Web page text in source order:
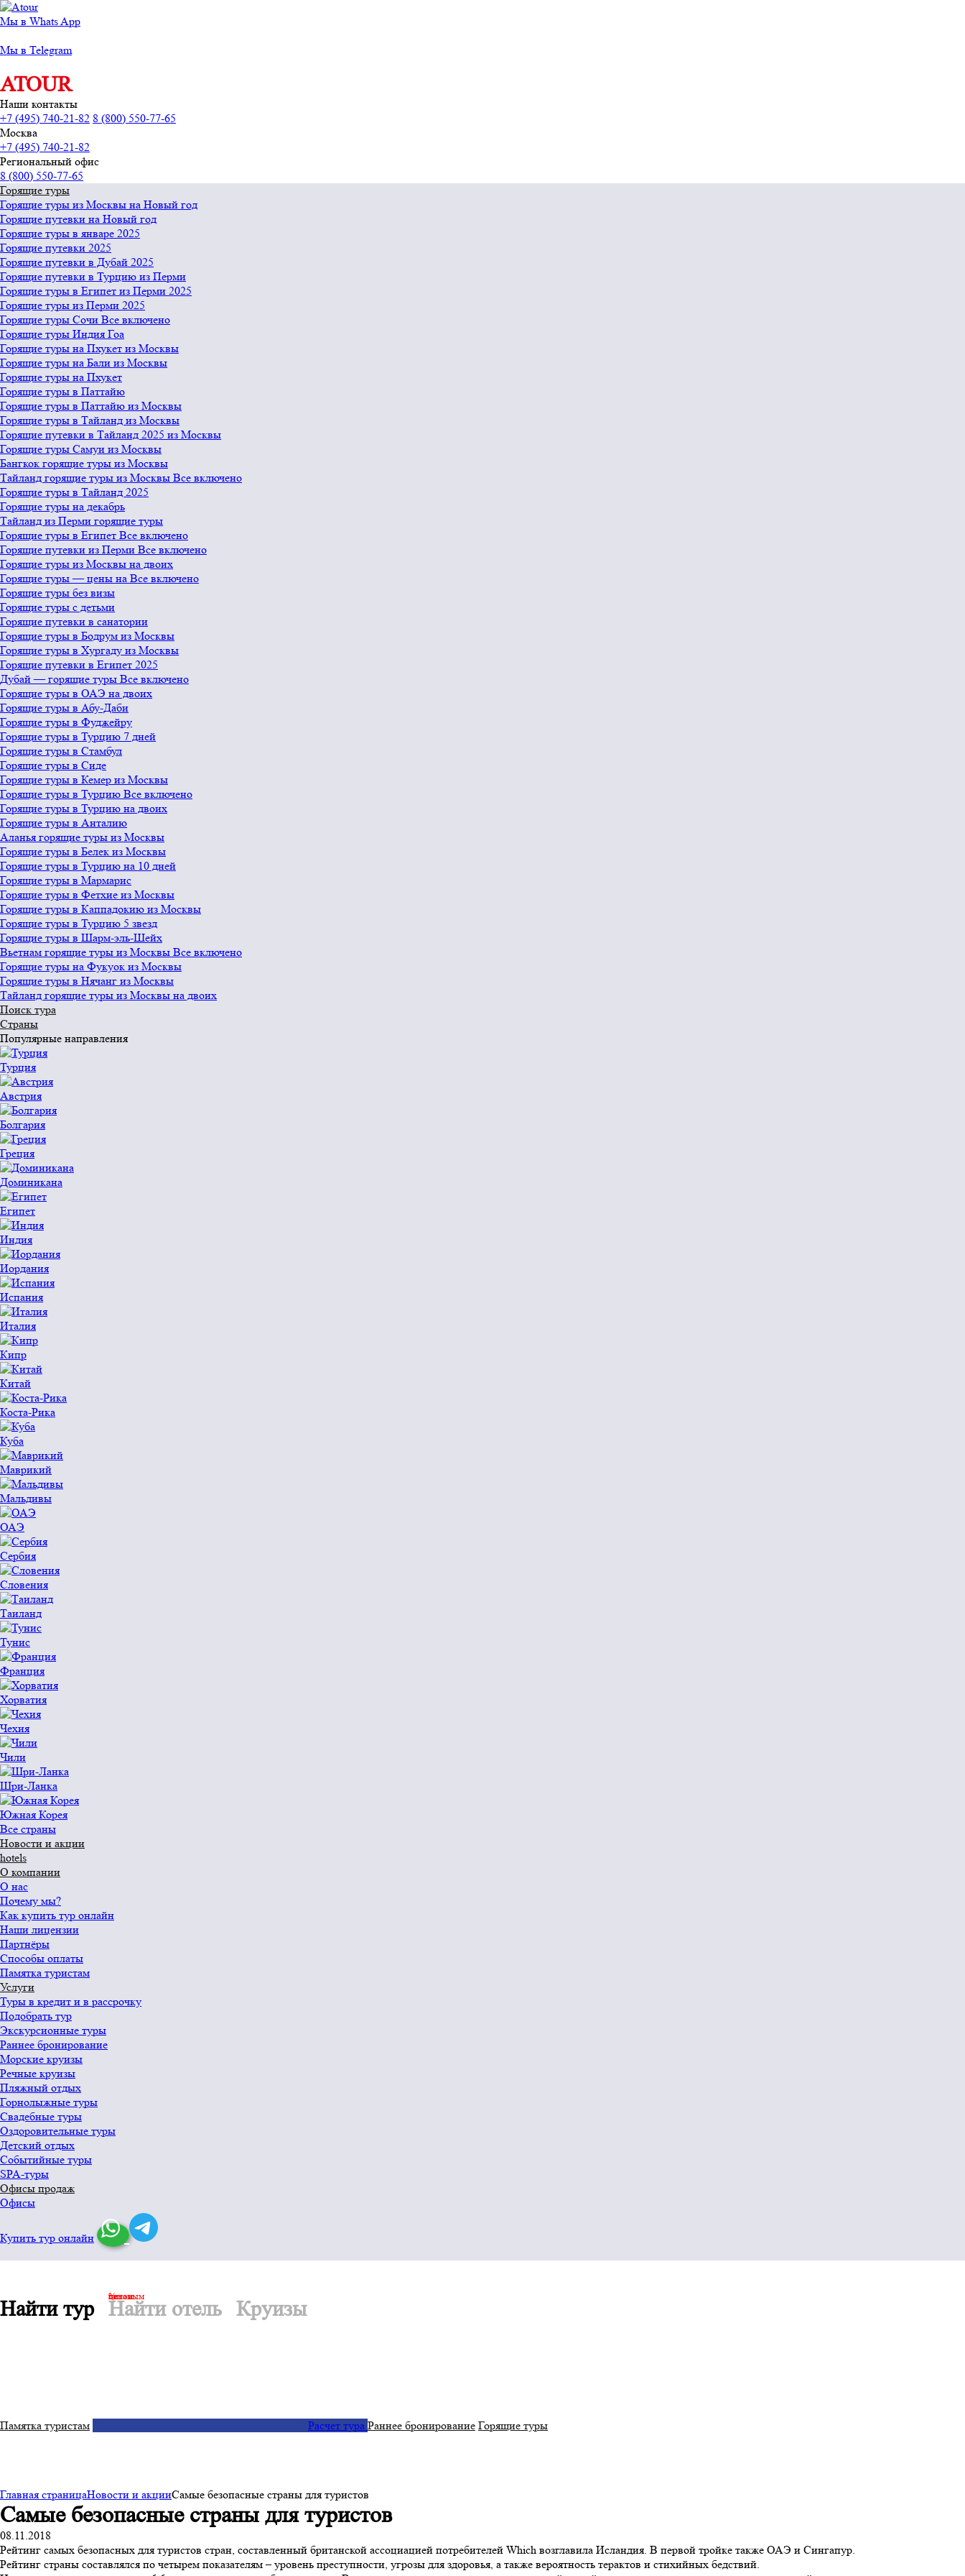
Мы в Whats App
Мы в Telegram
ATOUR
Наши контакты
+7 (495) 740-21-82 8 (800) 550-77-65
Москва
+7 (495) 740-21-82
Региональный офис
8 (800) 550-77-65
Горящие туры
Горящие туры из Москвы на Новый год
Горящие путевки на Новый год
Горящие туры в январе 2025
Горящие путевки 2025
Горящие путевки в Дубай 2025
Горящие путевки в Турцию из Перми
Горящие туры в Египет из Перми 2025
Горящие туры из Перми 2025
Горящие туры Сочи Все включено
Горящие туры Индия Гоа
Горящие туры на Пхукет из Москвы
Горящие туры на Бали из Москвы
Горящие туры на Пхукет
Горящие туры в Паттайю
Горящие туры в Паттайю из Москвы
Горящие туры в Тайланд из Москвы
Горящие путевки в Тайланд 2025 из Москвы
Горящие туры Самуи из Москвы
Бангкок горящие туры из Москвы
Тайланд горящие туры из Москвы Все включено
Горящие туры в Тайланд 2025
Горящие туры на декабрь
Тайланд из Перми горящие туры
Горящие туры в Египет Все включено
Горящие путевки из Перми Все включено
Горящие туры из Москвы на двоих
Горящие туры — цены на Все включено
Горящие туры без визы
Горящие туры с детьми
Горящие путевки в санатории
Горящие туры в Бодрум из Москвы
Горящие туры в Хургаду из Москвы
Горящие путевки в Египет 2025
Дубай — горящие туры Все включено
Горящие туры в ОАЭ на двоих
Горящие туры в Абу-Даби
Горящие туры в Фуджейру
Горящие туры в Турцию 7 дней
Горящие туры в Стамбул
Горящие туры в Сиде
Горящие туры в Кемер из Москвы
Горящие туры в Турцию Все включено
Горящие туры в Турцию на двоих
Горящие туры в Анталию
Аланья горящие туры из Москвы
Горящие туры в Белек из Москвы
Горящие туры в Турцию на 10 дней
Горящие туры в Мармарис
Горящие туры в Фетхие из Москвы
Горящие туры в Каппадокию из Москвы
Горящие туры в Турцию 5 звезд
Горящие туры в Шарм-эль-Шейх
Вьетнам горящие туры из Москвы Все включено
Горящие туры на Фукуок из Москвы
Горящие туры в Нячанг из Москвы
Тайланд горящие туры из Москвы на двоих
Поиск тура
Страны
Популярные направления
Турция
Австрия
Болгария
Греция
Доминикана
Египет
Индия
Иордания
Испания
Италия
Кипр
Китай
Коста-Рика
Куба
Маврикий
Мальдивы
ОАЭ
Сербия
Словения
Таиланд
Тунис
Франция
Хорватия
Чехия
Чили
Шри-Ланка
Южная Корея
Все страны
Новости и акции
hotels
О компании
О нас
Почему мы?
Как купить тур онлайн
Наши лицензии
Партнёры
Способы оплаты
Памятка туристам
Услуги
Туры в кредит и в рассрочку
Подобрать тур
Экскурсионные туры
Раннее бронирование
Морские круизы
Речные круизы
Пляжный отдых
Горнолыжные туры
Свадебные туры
Оздоровительные туры
Детский отдых
Событийные туры
SPA-туры
Офисы продаж
Офисы
Купить тур онлайн
Найти тур Найти отель
по оптовым ценам. %
Круизы
Памятка туристам Расчет тура Раннее бронирование Горящие туры
Главная страницаНовости и акцииСамые безопасные страны для туристов
Самые безопасные страны для туристов
08.11.2018
Рейтинг самых безопасных для туристов стран, составленный британской ассоциацией потребителей Which возглавила Исландия. В первой тройке также ОАЭ и Сингапур.
Рейтинг страны составлялся по четырем показателям – уровень преступности, угрозы для здоровья, а также вероятность терактов и стихийных бедствий.